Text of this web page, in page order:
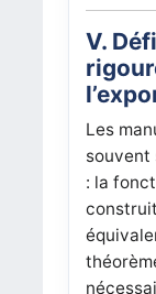
V.
Les
souvent
: la